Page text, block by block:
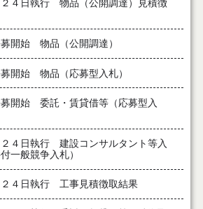
４日執行 物品（公開調達）見積徴
募開始 物品（公開調達）
募開始 物品（応募型入札）
募開始 委託・賃貸借等（応募型入
４日執行 建設コンサルタント等入
一般競争入札）
４日執行 工事見積徴取結果